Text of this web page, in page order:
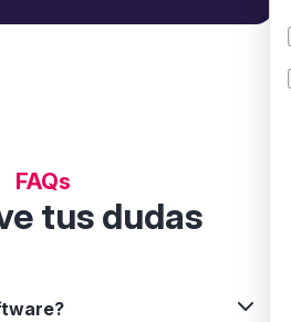
FAQs
tus dudas